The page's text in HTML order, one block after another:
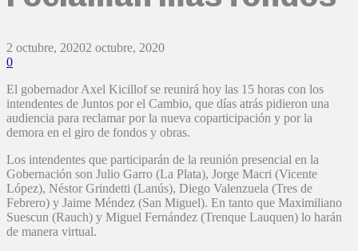
2 octubre, 20202 octubre, 2020
0
El gobernador Axel Kicillof se reunirá hoy las 15 horas con los
intendentes de Juntos por el Cambio, que días atrás pidieron una
audiencia para reclamar por la nueva coparticipación y por la
demora en el giro de fondos y obras.
Los intendentes que participarán de la reunión presencial en la
Gobernación son Julio Garro (La Plata), Jorge Macri (Vicente
López), Néstor Grindetti (Lanús), Diego Valenzuela (Tres de
Febrero) y Jaime Méndez (San Miguel). En tanto que Maximiliano
Suescun (Rauch) y Miguel Fernández (Trenque Lauquen) lo harán
de manera virtual.